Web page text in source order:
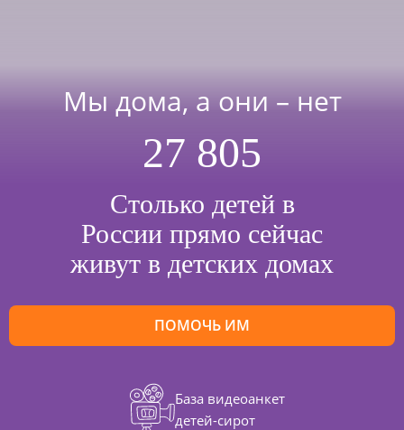
Мы дома, а они – нет
27 805
Столько детей в
России прямо сейчас
живут в детских домах
ПОМОЧЬ ИМ
База видеоанкет
детей-сирот